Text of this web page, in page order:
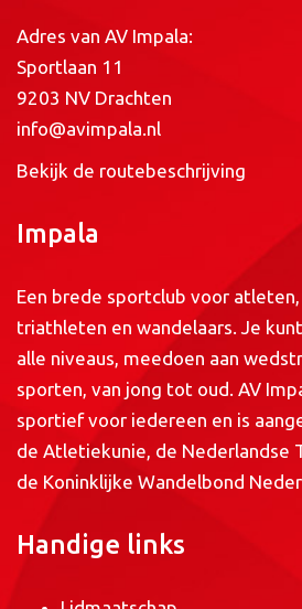
Adres van AV Impala:
Sportlaan 11
9203 NV Drachten
info@avimpala.nl
Bekijk de routebeschrijving
Impala
Een brede sportclub voor
triathleten en wandelaars. Je
alle niveaus, meedoen aan
sporten, van jong tot oud. AV
sportief voor iedereen en is
de Atletiekunie, de Nederlandse
de Koninklijke Wandelbond
Handige links